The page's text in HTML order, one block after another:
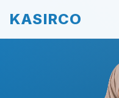
KASIRCO